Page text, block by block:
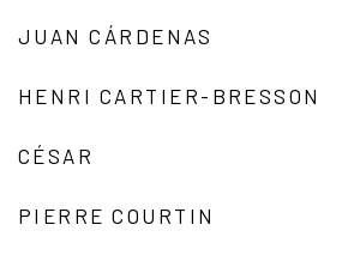
JUAN CÁRDENAS
HENRI CARTIER-BRESSON
CÉSAR
PIERRE COURTIN